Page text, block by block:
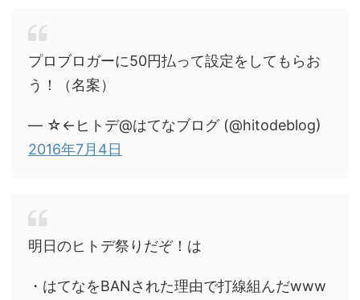
プロブロガーに50円払って設定をしてもらお
う！（名案）
— ☆←ヒトデ@はてなブログ (@hitodeblog)
2016年7月4日
明日のヒトデ祭りだぞ！は
・はてなをBANされた理由で打線組んだwww